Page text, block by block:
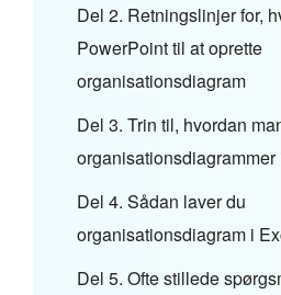
Del 2. Retningslinjer for,
PowerPoint til at oprette
organisationsdiagram
Del 3. Trin til, hvordan
organisationsdiagrammer
Del 4. Sådan laver du
organisationsdiagram i
Del 5. Ofte stillede